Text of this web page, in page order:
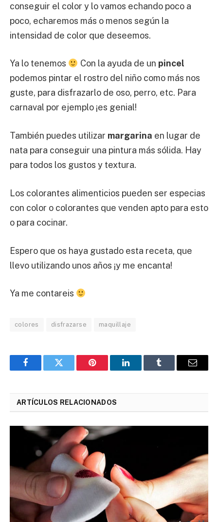
conseguir el color y lo vamos echando poco a
poco, echaremos más o menos según la
intensidad de color que deseemos.
Ya lo tenemos Con la ayuda de un pincel
podemos pintar el rostro del niño como más nos
guste, para disfrazarlo de oso, perro, etc. Para
carnaval por ejemplo ¡es genial!
También puedes utilizar margarina en lugar de
nata para conseguir una pintura más sólida. Hay
para todos los gustos y textura.
Los colorantes alimenticios pueden ser especias
con color o colorantes que venden apto para esto
o para cocinar.
Espero que os haya gustado esta receta, que
llevo utilizando unos años ¡y me encanta!
Ya me contareis
colores disfrazarse maquillaje
FacebookTwitter Pinterest LinkedInTumblr Email
ARTÍCULOS RELACIONADOS